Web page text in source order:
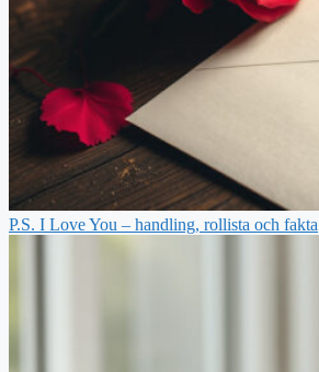
P.S. I Love You – handling, rollista och fakta